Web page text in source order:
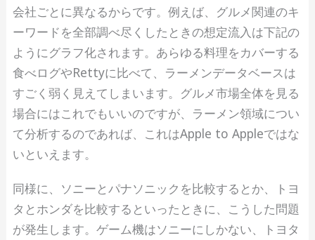
会社ごとに異なるからです。例えば、グルメ関連のキ
ーワードを全部調べ尽くしたときの想定流入は下記の
ようにグラフ化されます。あらゆる料理をカバーする
食べログやRettyに比べて、ラーメンデータベースは
すごく弱く見えてしまいます。グルメ市場全体を見る
場合にはこれでもいいのですが、ラーメン領域につい
て分析するのであれば、これはApple to Appleではな
いといえます。
同様に、ソニーとパナソニックを比較するとか、トヨ
タとホンダを比較するといったときに、こうした問題
が発生します。ゲーム機はソニーにしかない、トヨタ